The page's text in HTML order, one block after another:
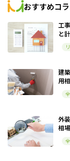
おすすめコ
工
と
建
用
外
相場